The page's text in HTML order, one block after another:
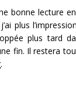
bonne lecture
plus
plus tard
fin. Il restera